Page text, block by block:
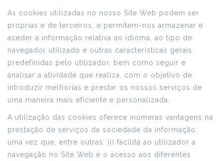
As cookies utilizadas no nosso Site Web podem ser
próprias e de terceiros, e permitem-nos armazenar e
aceder a informação relativa ao idioma, ao tipo de
navegador utilizado e outras características gerais
predefinidas pelo utilizador, bem como seguir e
analisar a atividade que realiza, com o objetivo de
introduzir melhorias e prestar os nossos serviços de
uma maneira mais eficiente e personalizada.
A utilização das cookies oferece inúmeras vantagens na
prestação de serviços da sociedade da informação,
uma vez que, entre outras: (i) facilita ao utilizador a
navegação no Site Web e o acesso aos diferentes